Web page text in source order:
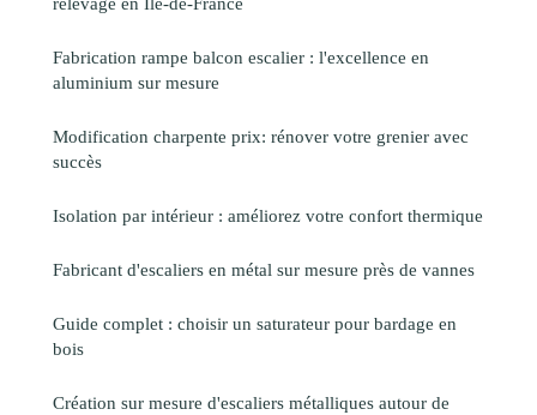
Fabrication rampe balcon escalier : l'excellence en
aluminium sur mesure
Modification charpente prix: rénover votre grenier avec
succès
Isolation par intérieur : améliorez votre confort thermique
Fabricant d'escaliers en métal sur mesure près de vannes
Guide complet : choisir un saturateur pour bardage en
bois
Création sur mesure d'escaliers métalliques autour de